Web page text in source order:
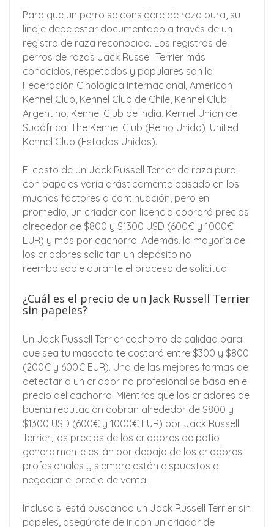
Para que un perro se considere de raza pura, su
linaje debe estar documentado a través de un
registro de raza reconocido. Los registros de
perros de razas Jack Russell Terrier más
conocidos, respetados y populares son la
Federación Cinológica Internacional, American
Kennel Club, Kennel Club de Chile, Kennel Club
Argentino, Kennel Club de India, Kennel Unión de
Sudáfrica, The Kennel Club (Reino Unido), United
Kennel Club (Estados Unidos).
El costo de un Jack Russell Terrier de raza pura
con papeles varía drásticamente basado en los
muchos factores a continuación, pero en
promedio, un criador con licencia cobrará precios
alrededor de $800 y $1300 USD (600€ y 1000€
EUR) y más por cachorro. Además, la mayoría de
los criadores solicitan un depósito no
reembolsable durante el proceso de solicitud.
¿Cuál es el precio de un Jack Russell Terrier
sin papeles?
Un Jack Russell Terrier cachorro de calidad para
que sea tu mascota te costará entre $300 y $800
(200€ y 600€ EUR). Una de las mejores formas de
detectar a un criador no profesional se basa en el
precio del cachorro. Mientras que los criadores de
buena reputación cobran alrededor de $800 y
$1300 USD (600€ y 1000€ EUR) por Jack Russell
Terrier, los precios de los criadores de patio
generalmente están por debajo de los criadores
profesionales y siempre están dispuestos a
negociar el precio de venta.
Incluso si está buscando un Jack Russell Terrier sin
papeles, asegúrate de ir con un criador de